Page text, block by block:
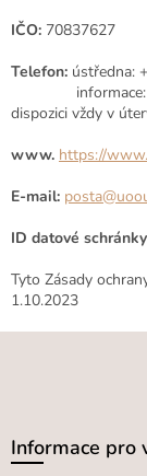
IČO: 70837627
Telefon: ústředna:
informace:
dispozici vždy v
www. https://
E-mail:
ID datové
Tyto Zásady
1.10.2023
Informace pro